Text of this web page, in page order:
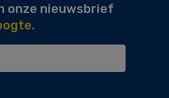
onze nieuwsbrief